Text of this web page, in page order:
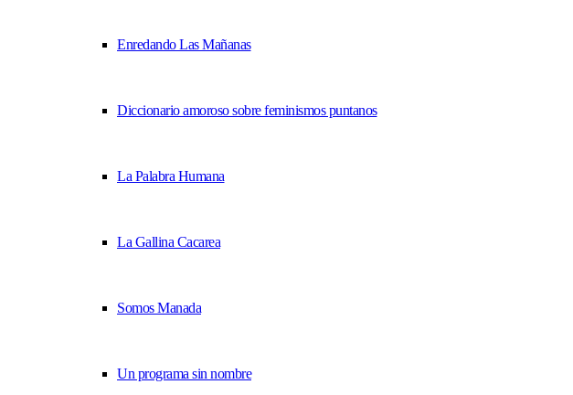
Enredando Las Mañanas
Diccionario amoroso sobre feminismos puntanos
La Palabra Humana
La Gallina Cacarea
Somos Manada
Un programa sin nombre